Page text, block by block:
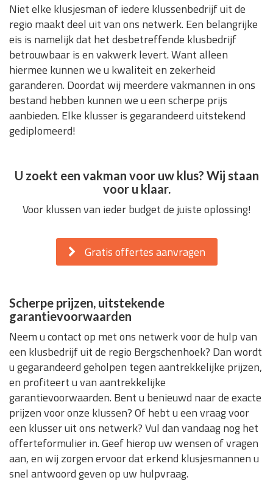
Niet elke klusjesman of iedere klussenbedrijf uit de
regio maakt deel uit van ons netwerk. Een belangrijke
eis is namelijk dat het desbetreffende klusbedrijf
betrouwbaar is en vakwerk levert. Want alleen
hiermee kunnen we u kwaliteit en zekerheid
garanderen. Doordat wij meerdere vakmannen in ons
bestand hebben kunnen we u een scherpe prijs
aanbieden. Elke klusser is gegarandeerd uitstekend
gediplomeerd!
U zoekt een vakman voor uw klus? Wij staan
voor u klaar.
Voor klussen van ieder budget de juiste oplossing!
Gratis offertes aanvragen
Scherpe prijzen, uitstekende
garantievoorwaarden
Neem u contact op met ons netwerk voor de hulp van
een klusbedrijf uit de regio Bergschenhoek? Dan wordt
u gegarandeerd geholpen tegen aantrekkelijke prijzen,
en profiteert u van aantrekkelijke
garantievoorwaarden. Bent u benieuwd naar de exacte
prijzen voor onze klussen? Of hebt u een vraag voor
een klusser uit ons netwerk? Vul dan vandaag nog het
offerteformulier in. Geef hierop uw wensen of vragen
aan, en wij zorgen ervoor dat erkend klusjesmannen u
snel antwoord geven op uw hulpvraag.